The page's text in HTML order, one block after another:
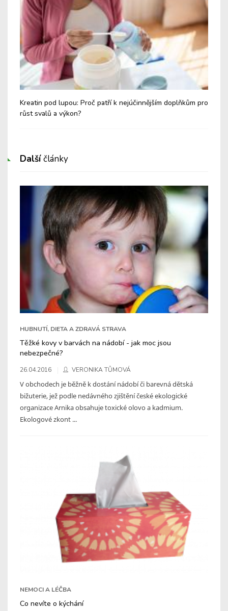
Kreatin pod lupou: Proč patří k nejúčinnějším doplňkům pro
růst svalů a výkon?
Dalšíčlánky
HUBNUTÍ, DIETA A ZDRAVÁ STRAVA
Těžké kovy v barvách na nádobí - jak moc jsou
nebezpečné?
26.04.2016 VERONIKA TŮMOVÁ
V obchodech je běžně k dostání nádobí či barevná dětská
bižuterie, jež podle nedávného zjištění české ekologické
organizace Arnika obsahuje toxické olovo a kadmium.
Ekologové zkont ...
NEMOCI A LÉČBA
Co nevíte o kýchání